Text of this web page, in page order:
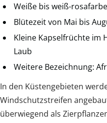
Weiße bis weiß-
Blütezeit von Mai bis
Kleine Kapselfrüchte im
Laub
Weitere Bezeichnung:
In den Küstengebieten
Windschutzstreifen
überwiegend als